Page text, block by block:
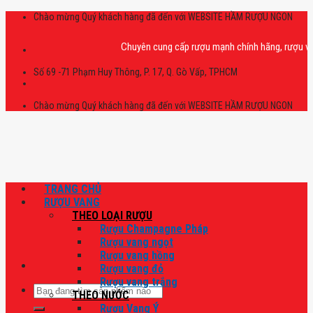
Skip
Chào mừng Quý khách hàng đã đến với WEBSITE HẦM RƯỢU NGON
Chuyên cung cấp rượu mạnh chính hãng, rượu
Số 69 -71 Phạm Huy Thông, P. 17, Q. Gò Vấp, TPHCM
Chào mừng Quý khách hàng đã đến với WEBSITE HẦM RƯỢU NGON
Tìm
kiếm:
TRANG CHỦ
RƯỢU VANG
THEO LOẠI RƯỢU
Rượu Champagne Pháp
Rượu vang ngọt
Rượu vang hồng
Rượu vang đỏ
Rượu vang trắng
THEO NƯỚC
Rượu Vang Ý